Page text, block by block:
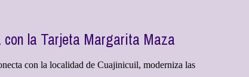
con la Tarjeta Margarita Maza
con la localidad de Cuajinicuil, moderniza las